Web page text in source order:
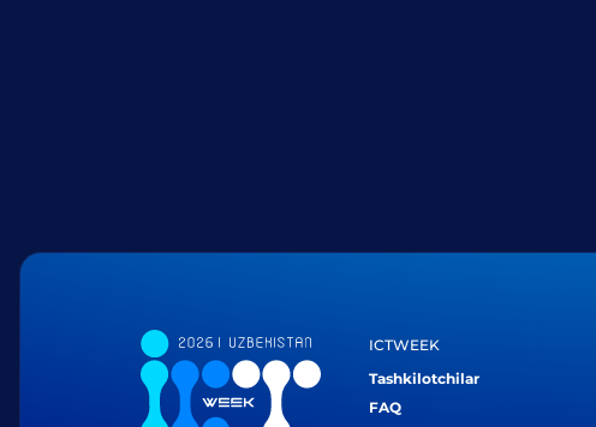
ICTWEEK
Tashkilotchilar
FAQ